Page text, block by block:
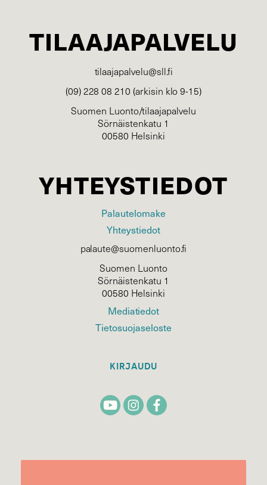
TILAAJAPALVELU
tilaajapalvelu@sll.fi
(09) 228 08 210 (arkisin klo 9-15)
Suomen Luonto/tilaajapalvelu
Sörnäistenkatu 1
00580 Helsinki
YHTEYSTIEDOT
Palautelomake
Yhteystiedot
palaute@suomenluonto.fi
Suomen Luonto
Sörnäistenkatu 1
00580 Helsinki
Mediatiedot
Tietosuojaseloste
KIRJAUDU